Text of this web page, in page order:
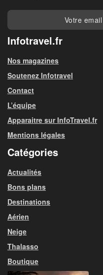
Infotravel.fr
Nos magazines
Soutenez Infotravel
Contact
L’équipe
Apparaitre sur InfoTravel.fr
Mentions légales
Catégories
Actualités
Bons plans
Destinations
Aérien
Neige
Thalasso
Boutique